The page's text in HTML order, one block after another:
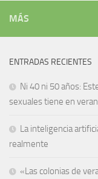
MÁS
ENTRADAS RECIENTES
Ni 40 ni 50 años:
sexuales tiene en
La inteligencia
realmente
«Las colonias de